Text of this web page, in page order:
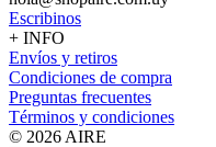
Escribinos
+ INFO
Envíos y retiros
Condiciones de compra
Preguntas frecuentes
Términos y condiciones
© 2026 AIRE